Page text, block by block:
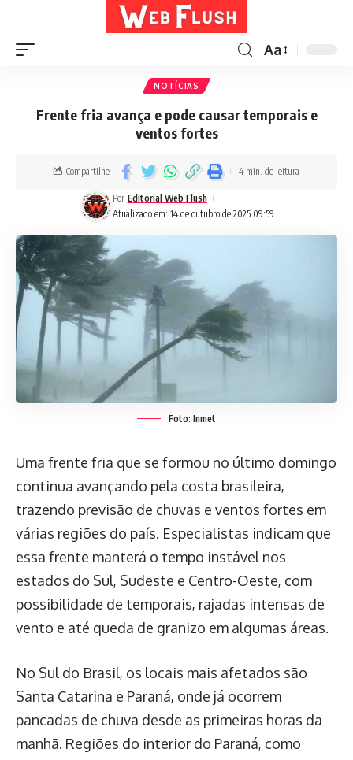
Aa
NOTÍCIAS
Frente fria avança e pode causar temporais e
ventos fortes
Atualizado em: 14 de outubro de 2025 09:59
Por Editorial Web Flush
Compartilhe 4 min. de leitura
Foto: Inmet
Uma frente fria que se formou no último domingo
continua avançando pela costa brasileira,
trazendo previsão de chuvas e ventos fortes em
várias regiões do país. Especialistas indicam que
essa frente manterá o tempo instável nos
estados do Sul, Sudeste e Centro-Oeste, com
possibilidade de temporais, rajadas intensas de
vento e até queda de granizo em algumas áreas.
No Sul do Brasil, os locais mais afetados são
Santa Catarina e Paraná, onde já ocorrem
pancadas de chuva desde as primeiras horas da
manhã. Regiões do interior do Paraná, como